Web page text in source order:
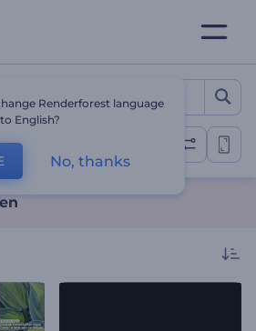
Vorlagen
Renderforest language
to English?
No, thanks